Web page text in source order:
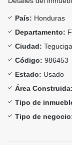
País: Honduras
Departamento:
Ciudad:
Código: 986453
Estado: Usado
Área Construida:
Tipo de
Tipo de